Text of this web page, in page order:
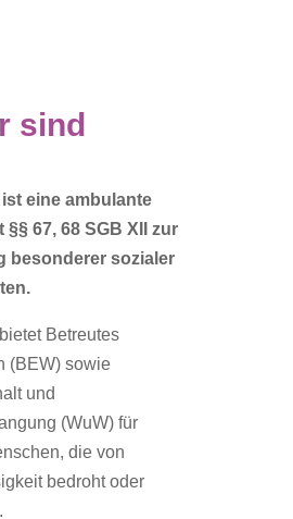
sind
eine ambulante
§§ 67, 68 SGB XII zur
besonderer sozialer
Betreutes
(BEW) sowie
und
(WuW) für
die von
bedroht oder